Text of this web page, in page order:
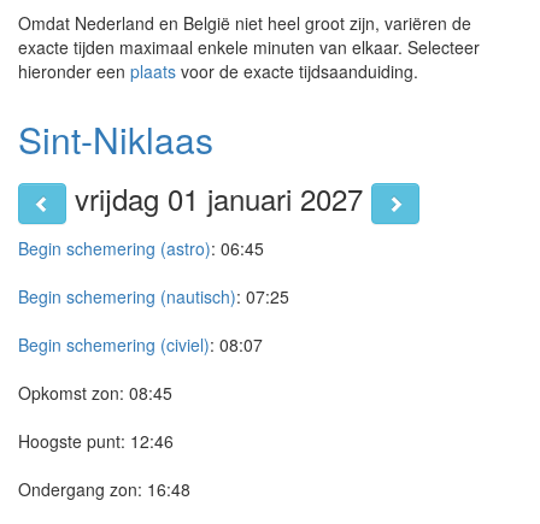
Omdat Nederland en België niet heel groot zijn, variëren de
exacte tijden maximaal enkele minuten van elkaar. Selecteer
hieronder een plaats voor de exacte tijdsaanduiding.
Sint-Niklaas
vrijdag 01 januari 2027
Begin schemering (astro): 06:45
Begin schemering (nautisch): 07:25
Begin schemering (civiel): 08:07
Opkomst zon: 08:45
Hoogste punt: 12:46
Ondergang zon: 16:48